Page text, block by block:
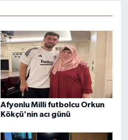
Afyonlu Milli futbolcu Orkun
Kökçü'nin acı günü